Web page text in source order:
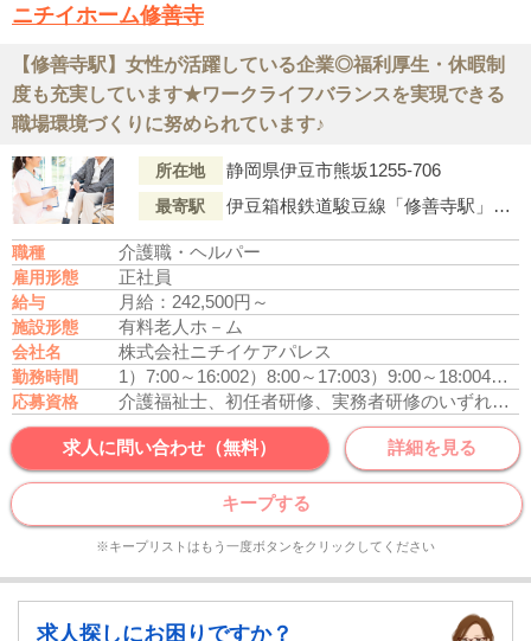
ニチイホーム修善寺
【修善寺駅】女性が活躍している企業◎福利厚生・休暇制
度も充実しています★ワークライフバランスを実現できる
職場環境づくりに努められています♪
所在地 静岡県伊豆市熊坂1255-706
最寄駅 伊豆箱根鉄道駿豆線「修善寺駅」より車で11分
職種 介護職・ヘルパー
雇用形態 正社員
給与 月給：242,500円～
施設形態 有料老人ホ－ム
会社名 株式会社ニチイケアパレス
勤務時間 1）7:00～16:002）8:00～17:003）9:00～18:004）10:00～19:00
応募資格 介護福祉士、初任者研修、実務者研修のいずれかの資格をお持ちの方
求人に問い合わせ（無料） 詳細を見る
キープする
※キープリストはもう一度ボタンをクリックしてください
求人探しにお困りですか？